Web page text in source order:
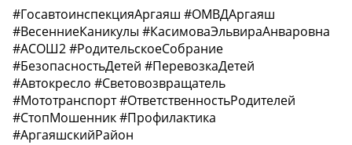
#ГосавтоинспекцияАргаяш #ОМВДАргаяш
#ВесенниеКаникулы #КасимоваЭльвираАнваровна
#АСОШ2 #РодительскоеСобрание
#БезопасностьДетей #ПеревозкаДетей
#Автокресло #Световозвращатель
#Мототранспорт #ОтветственностьРодителей
#СтопМошенник #Профилактика
#АргаяшскийРайон